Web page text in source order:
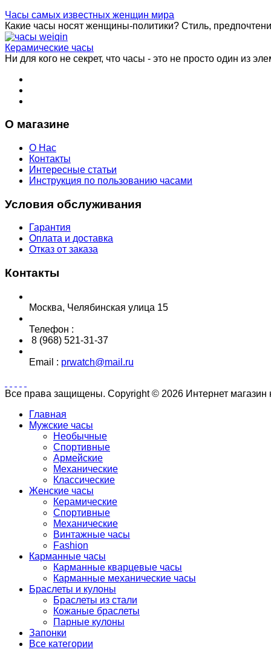
Часы самых известных женщин мира
Какие часы носят женщины-политики? Стиль,
Керамические часы
Ни для кого не секрет, что часы - это не просто один из
О магазине
О Нас
Контакты
Интересные статьи
Инструкция по пользованию часами
Условия обслуживания
Гарантия
Оплата и доставка
Отказ от заказа
Контакты
Москва, Челябинская улица 15
Телефон :
8 (968) 521-31-37
Email : prwatch@mail.ru
Все права защищены. Copyright © 2026 Интернет магазин
Главная
Мужские часы
Необычные
Спортивные
Армейские
Механические
Классические
Женские часы
Керамические
Спортивные
Механические
Винтажные часы
Fashion
Карманные часы
Карманные кварцевые часы
Карманные механические часы
Браслеты и кулоны
Браслеты из стали
Кожаные браслеты
Парные кулоны
Запонки
Все категории